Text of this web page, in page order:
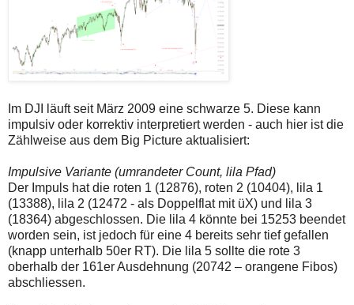
Im DJI läuft seit März 2009 eine schwarze 5. Diese kann
impulsiv oder korrektiv interpretiert werden - auch hier ist die
Zählweise aus dem Big Picture aktualisiert:
Impulsive Variante (umrandeter Count, lila Pfad)
Der Impuls hat die roten 1 (12876), roten 2 (10404), lila 1
(13388), lila 2 (12472 - als Doppelflat mit üX) und lila 3
(18364) abgeschlossen. Die lila 4 könnte bei 15253 beendet
worden sein, ist jedoch für eine 4 bereits sehr tief gefallen
(knapp unterhalb 50er RT). Die lila 5 sollte die rote 3
oberhalb der 161er Ausdehnung (20742 – orangene Fibos)
abschliessen.